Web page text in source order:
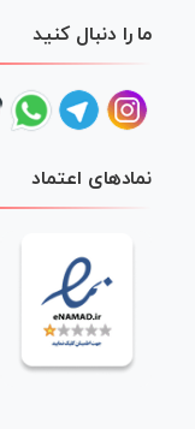
ما را دنبال کنید
نمادهای اعتماد